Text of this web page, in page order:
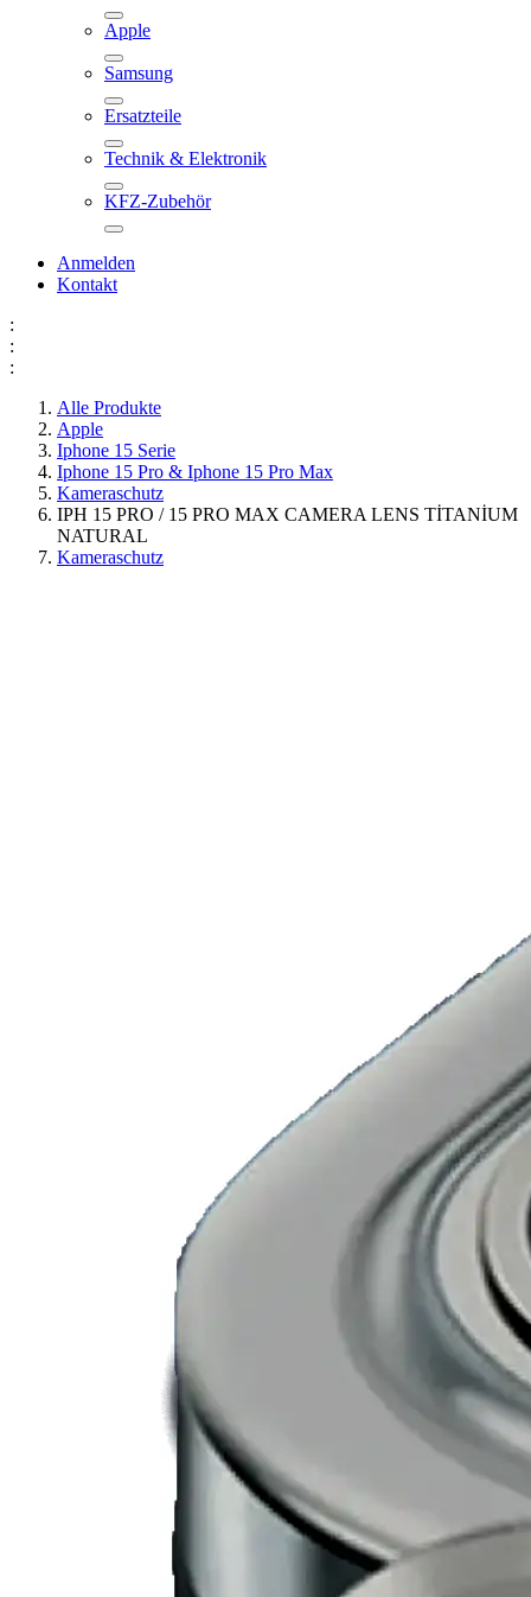
Apple
Samsung
Ersatzteile
Technik & Elektronik
KFZ-Zubehör
Anmelden
Kontakt
:
:
:
Alle Produkte
Apple
Iphone 15 Serie
Iphone 15 Pro & Iphone 15 Pro Max
Kameraschutz
IPH 15 PRO / 15 PRO MAX CAMERA LENS TİTANİUM
NATURAL
Kameraschutz